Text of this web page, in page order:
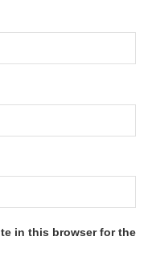
in this browser for the